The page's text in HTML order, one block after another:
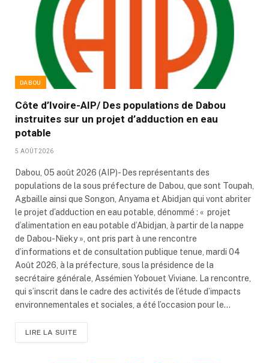
DABOU
Côte d’Ivoire-AIP/ Des populations de Dabou
instruites sur un projet d’adduction en eau
potable
5 AOÛT 2026
Dabou, 05 août 2026 (AIP)- Des représentants des
populations de la sous préfecture de Dabou, que sont Toupah,
Agbaille ainsi que Songon, Anyama et Abidjan qui vont abriter
le projet d’adduction en eau potable, dénommé : « projet
d’alimentation en eau potable d’Abidjan, à partir de la nappe
de Dabou-Nieky », ont pris part à une rencontre
d’informations et de consultation publique tenue, mardi 04
Août 2026, à la préfecture, sous la présidence de la
secrétaire générale, Assémien Yobouet Viviane. La rencontre,
qui s’inscrit dans le cadre des activités de l’étude d’impacts
environnementales et sociales, a été l’occasion pour le…
LIRE LA SUITE